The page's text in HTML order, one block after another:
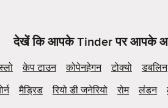
देखें कि आपके Tinder पर आपके
केप टाउन कोपेनहेगन टोक्यो डबलिन
मैड्रिड रियो डी जनेरियो रोम लंडन